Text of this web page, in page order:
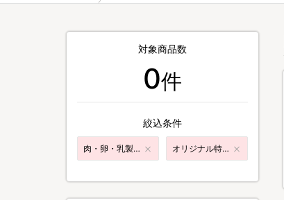
対象商品数
0件
絞込条件
肉・卵・乳製品 オリジナル特典付き